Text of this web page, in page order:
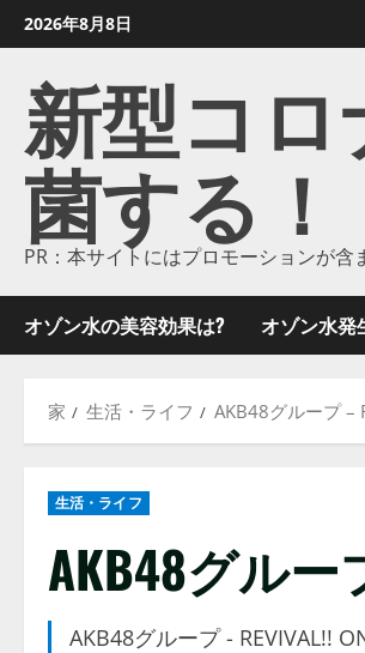
ン
2026年8月8日
新型コロ
菌する！
PR：本サイトにはプロモーションが含
オゾン水の美容効果は? オゾン水発
家 生活・ライフ AKB48グループ –
生活・ライフ
AKB48グルー
AKB48グループ - REVIVAL!!